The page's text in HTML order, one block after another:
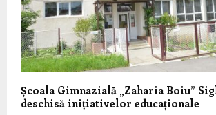
Școala Gimnazială „Zaharia Boiu”
deschisă inițiativelor educaționale